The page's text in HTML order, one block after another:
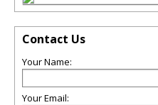
Contact Us
Your Name:
Your Email: